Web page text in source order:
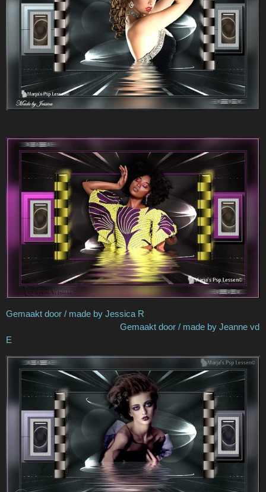
Gemaakt door / made by Jessica R
Gemaakt door / made by Jeanne vd
E